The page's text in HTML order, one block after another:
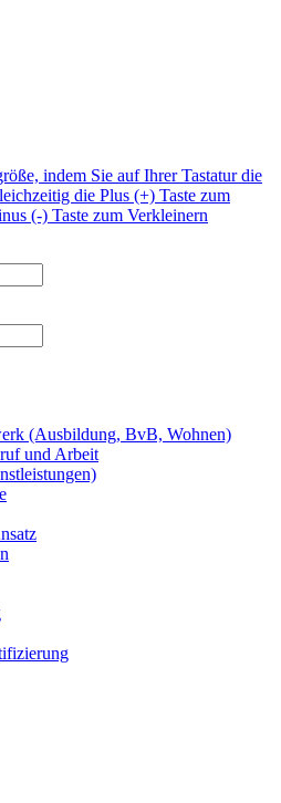
indem Sie auf Ihrer Tastatur die
die Plus (+) Taste zum
(-) Taste zum Verkleinern
(Ausbildung, BvB, Wohnen)
und Arbeit